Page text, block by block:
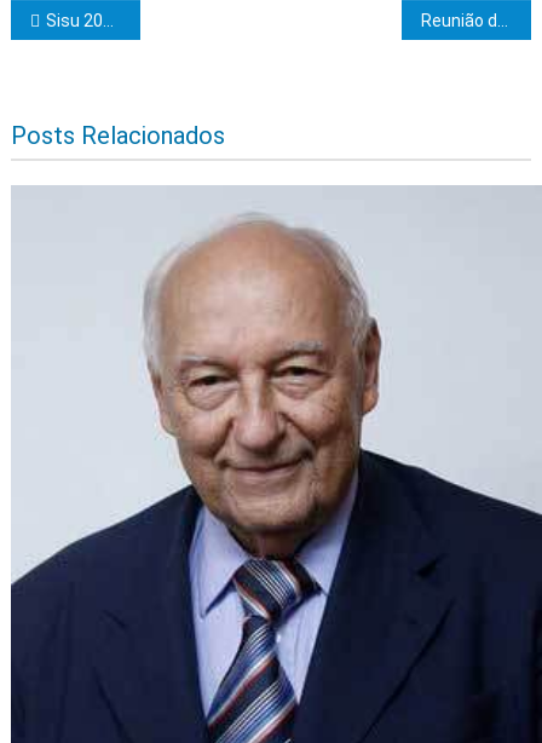
Navegação de Post
Sisu 2025 – Uesc matricula novos estudantes até dia 31
Posts Relacionados